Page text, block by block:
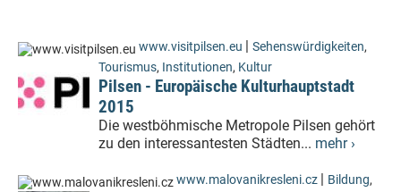
www.visitpilsen.eu | Sehenswürdigkeiten,
Tourismus, Institutionen, Kultur
Pilsen - Europäische Kulturhauptstadt
2015
Die westböhmische Metropole Pilsen gehört
zu den interessantesten Städten... mehr ›
www.malovanikresleni.cz | Bildung,